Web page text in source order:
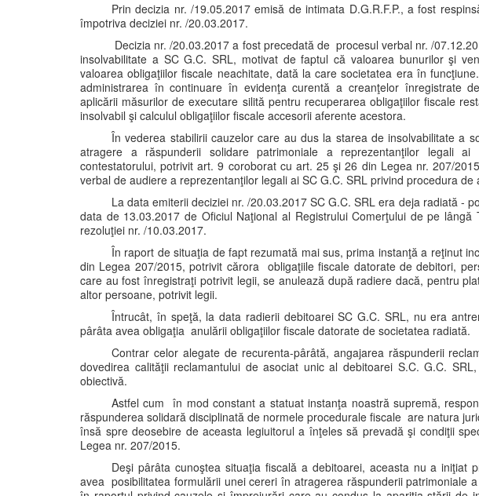
Prin decizia nr. /19.05.2017 emisă de intimata D.G.R.F.P., a fost
împotriva deciziei nr. /20.03.2017.
Decizia nr. /20.03.2017 a fost precedată de procesul verbal nr. /
insolvabilitate a SC G.C. SRL, motivat de faptul că valoarea bunurilor şi
valoarea obligaţiilor fiscale neachitate, dată la care societatea era în
administrarea în continuare în evidenţa curentă a creanţelor înregistrate
aplicării măsurilor de executare silită pentru recuperarea obligaţiilor fiscale
insolvabil şi calculul obligaţiilor fiscale accesorii aferente acestora.
În vederea stabilirii cauzelor care au dus la starea de insolvabilitate a
atragere a răspunderii solidare patrimoniale a reprezentanţilor legali
contestatorului, potrivit art. 9 coroborat cu art. 25 şi 26 din Legea nr. 207/
verbal de audiere a reprezentanţilor legali ai SC G.C. SRL privind procedura
La data emiterii deciziei nr. /20.03.2017 SC G.C. SRL era deja radiată -
data de 13.03.2017 de Oficiul Naţional al Registrului Comerţului de pe
rezoluţiei nr. /10.03.2017.
În raport de situaţia de fapt rezumată mai sus, prima instanţă a reţinut
din Legea 207/2015, potrivit cărora obligaţiile fiscale datorate de debitori,
care au fost înregistraţi potrivit legii, se anulează după radiere dacă, pentru
altor persoane, potrivit legii.
Întrucât, în speţă, la data radierii debitoarei SC G.C. SRL, nu era
pârâta avea obligaţia anulării obligaţiilor fiscale datorate de societatea radiată.
Contrar celor alegate de recurenta-pârâtă, angajarea răspunderii
dovedirea calităţii reclamantului de asociat unic al debitoarei S.C. G.C.
obiectivă.
Astfel cum în mod constant a statuat instanţa noastră supremă,
răspunderea solidară disciplinată de normele procedurale fiscale are natura
însă spre deosebire de aceasta legiuitorul a înţeles să prevadă şi condiţii
Legea nr. 207/2015.
Deşi pârâta cunoştea situaţia fiscală a debitoarei, aceasta nu a iniţiat
avea posibilitatea formulării unei cereri în atragerea răspunderii patrimoniale